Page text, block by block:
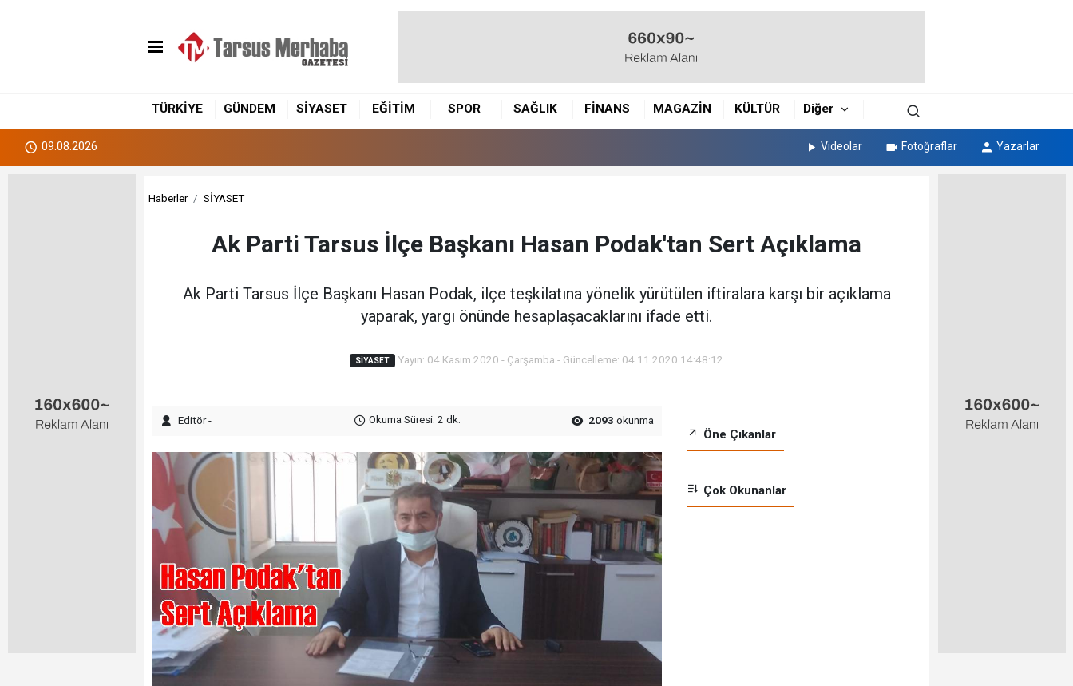
TÜRKİYE GÜNDEM SİYASET EĞİTİM SPOR SAĞLIK FİNANS MAGAZİN KÜLTÜR Diğer
09.08.2026 Videolar Fotoğraflar Yazarlar
Haberler SİYASET
Ak Parti Tarsus İlçe Başkanı Hasan Podak'tan Sert Açıklama
Ak Parti Tarsus İlçe Başkanı Hasan Podak, ilçe teşkilatına yönelik yürütülen iftiralara karşı bir açıklama
yaparak, yargı önünde hesaplaşacaklarını ifade etti.
SİYASET Yayın: 04 Kasım 2020 - Çarşamba - Güncelleme: 04.11.2020 14:48:12
Editör - Okuma Süresi: 2 dk. 2093 okunma
Öne Çıkanlar
Çok Okunanlar